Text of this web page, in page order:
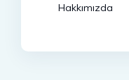
Hakkımızda